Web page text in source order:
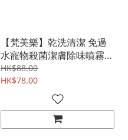
【梵美樂】乾洗清潔 免過
水寵物殺菌潔膚除味噴霧
120ml |不刺激|抗菌|消
毒|抗敏
HK$88.00
HK$78.00